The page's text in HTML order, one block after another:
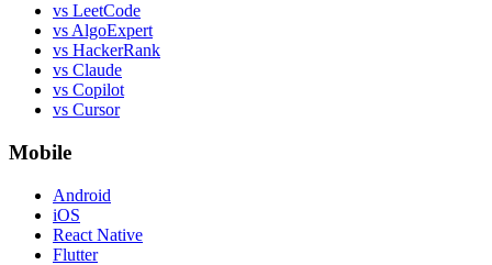
vs LeetCode
vs AlgoExpert
vs HackerRank
vs Claude
vs Copilot
vs Cursor
Mobile
Android
iOS
React Native
Flutter